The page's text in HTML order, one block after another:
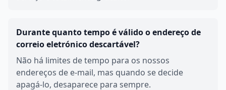
Durante quanto tempo é válido o endereço de
correio eletrónico descartável?
Não há limites de tempo para os nossos
endereços de e-mail, mas quando se decide
apagá-lo, desaparece para sempre.